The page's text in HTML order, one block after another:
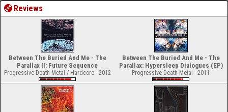
Reviews
Between The Buried And Me - The
Parallax II: Future Sequence
Progressive Death Metal / Hardcore - 2012
Between The Buried And Me - The
Parallax: Hypersleep Dialogues (EP)
Progressive Death Metal - 2011